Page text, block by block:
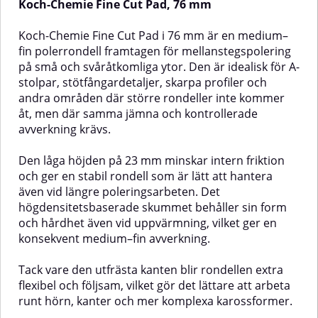
versionen en låg profil på 23 mm
ger ökad stabilitet vid polering.
Det högdensitetsskum som
rondellen är tillverkad av
bibehåller sin hårdhet även vid
uppvärmning, vilket säkerställer
en jämn avverkning under hela
arbetet. Den utfrästa kanten ger
dessutom ökad flexibilitet och
följsamhet runt kanter och
och avverkning på 5 är denna
rondell idealisk för att snabbt
korrigera lätt oxidering och
mindre repor samtidigt som den
ger god glans – allt i ett enda
steg.✅ Fördelar:Kompakt 76 mm-
rondell för trånga och detaljerade
oxidering och mindre reporLåg
profil (23 mm) för stabilitet och
kontrollHögdensitetsskum med
och andra områden där större
som övriga pads i serien har den
en låg profil på 23 mm, vilket
minskar intern friktion och ger en
stabil rondell som är lätt att
kontrollera. Det
högdensitetsbaserade skummet
bibehåller sin mjukhet och
struktur även vid värme och ger
kanten ökar flexibiliteten och
hjälper rondellen att följa kurvor
och profiler utan att skapa
ojämna ytor.Med en hårdhet på
10 och avverkning på 5 är denna
pad optimal för slutstegspolering
där maximal glans och
hologramfri finish är målet.✅
finpoleringspad för exakt
arbetePerfekt för hologram- och
finreporborttagningOptimal för
detaljer och trånga områdenLåg
Koch-Chemie Fine Cut Pad, 76 mm
Koch-Chemie Fine Cut Pad i 76 mm är en medium–
fin polerrondell framtagen för mellanstegspolering
på små och svåråtkomliga ytor. Den är idealisk för A-
stolpar, stötfångardetaljer, skarpa profiler och
andra områden där större rondeller inte kommer
åt, men där samma jämna och kontrollerade
avverkning krävs.
Den låga höjden på 23 mm minskar intern friktion
och ger en stabil rondell som är lätt att hantera
även vid längre poleringsarbeten. Det
högdensitetsbaserade skummet behåller sin form
och hårdhet även vid uppvärmning, vilket ger en
konsekvent medium–fin avverkning.
Tack vare den utfrästa kanten blir rondellen extra
flexibel och följsam, vilket gör det lättare att arbeta
runt hörn, kanter och mer komplexa karossformer.